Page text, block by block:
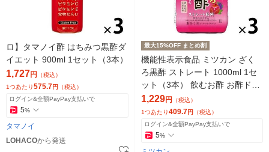
ロ】タマノイ酢 はちみつ黒酢ダ
イエット 900ml 1セット（3本）
1,727円 （税込）
1つあたり575.7円 （税込）
ログイン&全額PayPay支払いで
5%
タマノイ
LOHACOから発送
最大15%OFF まとめ割
機能性表示食品 ミツカン ざく
ろ黒酢 ストレート 1000ml 1セ
ット（3本） 飲むお酢 お酢ドリ
ンク 国産玄米
1,229円 （税込）
1つあたり409.7 円 （税込）
ログイン&全額PayPay支払いで
5%